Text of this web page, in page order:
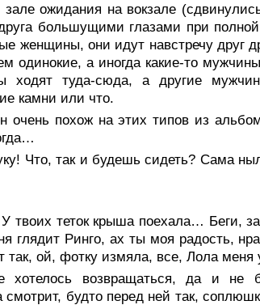
ожидания на вокзале
большущими глазами при
женщины, они идут навстречу друг
одинокие, а иногда какие-то
ходят туда-сюда, а другие
камни или что.
похож на этих типов из
Что, так и будешь сидеть? Сама
твоих теток крыша поехала… Беги,
глядит Ринго, ах ты моя радость,
так, ой, фотку измяла, все, Лола меня
хотелось возвращаться, да и не
будто перед ней так,